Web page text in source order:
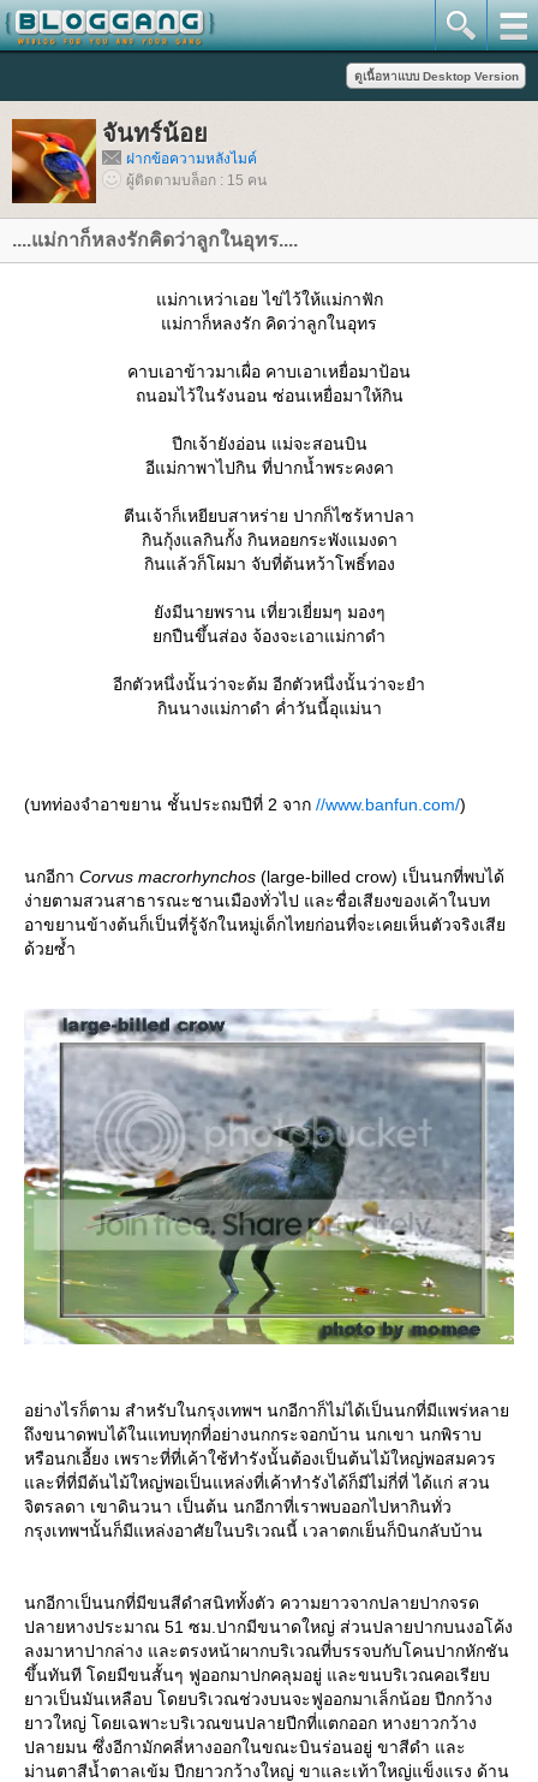
จันทร์น้อ
ฝากข้อความหลังไมค์
ผู้ติดตามบล็อก : 15 คน
....แม่กาก็หลงรักคิดว่าลูกในอุทร....
ม่กาเหว่าเอย ไข่ไว้ให้แม่กาฟัก
ม่กาก็หลงรัก คิดว่าลูกในอุทร
คาบเอาข้าวมาเผื่อ คาบเอาเหยื่อมาป้อน
ถนอมไว้ในรังนอน ซ่อนเหยื่อมาให้กิน
ปีกเจ้ายังอ่อน แม่จะสอนบิน
อีแม่กาพาไปกิน ที่ปากน้ำพระคงคา
ตีนเจ้าก็เหยียบสาหร่าย ปากก็ไซร้หาปลา
กินกุ้งแลกินกั้ง กินหอยกระพังแมงดา
กินแล้วก็โผมา จับที่ต้นหว้าโพธิ์ทอง
ังมีนายพราน เที่ยวเยี่ยมๆ มองๆ
กปืนขึ้นส่อง จ้องจะเอาแม่กาดำ
อีกตัวหนึ่งนั้นว่าจะต้ม อีกตัวหนึ่งนั้นว่าจะยำ
กินนางแม่กาดำ ค่ำวันนี้อุแม่นา
(บทท่องจำอาขยาน ชั้นประถมปีที่ 2 จาก //www.banfun.com/)
นกอีกา Corvus macrorhynchos (large-billed crow) เป็นนกที่พบได้
ง่ายตามสวนสาธารณะชานเมืองทั่วไป และชื่อเสียงของเค้าในบท
อาขยานข้างต้นก็เป็นที่รู้จักในหมู่เด็กไทยก่อนที่จะเคยเห็นตัวจริงเสี
ด้วยซ้ำ
อย่างไรก็ตาม สำหรับในกรุงเทพฯ นกอีกาก็ไม่ได้เป็นนกที่มีแพร่หลา
ถึงขนาดพบได้ในแทบทุกที่อย่างนกกระจอกบ้าน นกเขา นกพิราบ
หรือนกเอี้ยง เพราะที่ที่เค้าใช้ทำรังนั้นต้องเป็นต้นไม้ใหญ่พอสมควร
ละที่ที่มีต้นไม้ใหญ่พอเป็นแหล่งที่เค้าทำรังได้ก็มีไม่กี่ที่ ได้แก่ สวน
จิตรลดา เขาดินวนา เป็นต้น นกอีกาที่เราพบออกไปหากินทั่ว
กรุงเทพฯนั้นก็มีแหล่งอาศัยในบริเวณนี้ เวลาตกเย็นก็บินกลับบ้าน
นกอีกาเป็นนกที่มีขนสีดำสนิททั้งตัว ความยาวจากปลายปากจรด
ปลายหางประมาณ 51 ซม.ปากมีขนาดใหญ่ ส่วนปลายปากบนงอโค้ง
ลงมาหาปากล่าง และตรงหน้าผากบริเวณที่บรรจบกับโคนปากหักชัน
ขึ้นทันที โดยมีขนสั้นๆ ฟูออกมาปกคลุมอยู่ และขนบริเวณคอเรียบ
าวเป็นมันเหลือบ โดยบริเวณช่วงบนจะฟูออกมาเล็กน้อย ปีกกว้าง
าวใหญ่ โดยเฉพาะบริเวณขนปลายปีกที่แตกออก หางยาวกว้าง
ปลายมน ซึ่งอีกามักคลี่หางออกในขณะบินร่อนอยู่ ขาสีดำ และ
ม่านตาสีน้ำตาลเข้ม ปีกยาวกว้างใหญ่ ขาและเท้าใหญ่แข็งแรง ด้าน